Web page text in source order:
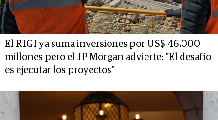
El RIGI ya suma inversiones por US$ 46.000
millones pero el JP Morgan advierte: "El desafío
es ejecutar los proyectos"